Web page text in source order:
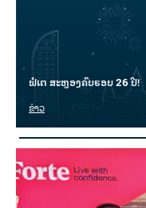
ຟໍເຕ ສະຫຼອງຄົບຮອບ 26 ປີ!
ຂ່າວ